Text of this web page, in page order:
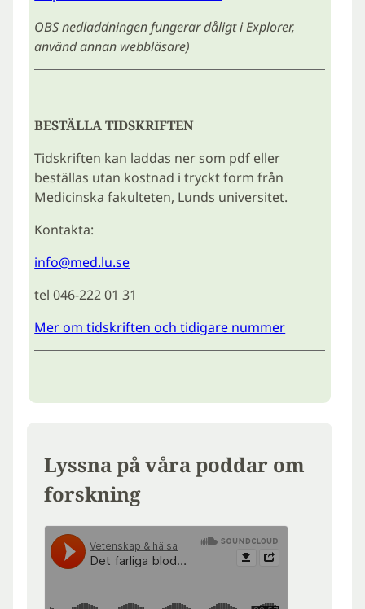
OBS nedladdningen fungerar dåligt i Explorer,
använd annan webbläsare)
BESTÄLLA TIDSKRIFTEN
Tidskriften kan laddas ner som pdf eller
beställas utan kostnad i tryckt form från
Medicinska fakulteten, Lunds universitet.
Kontakta:
info@med.lu.se
tel 046-222 01 31
Mer om tidskriften och tidigare nummer
Lyssna på våra poddar om
forskning